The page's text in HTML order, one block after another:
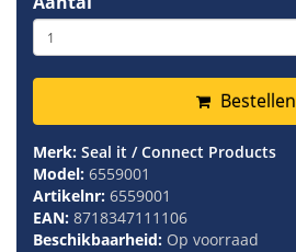
Bestellen
Merk: Seal it / Connect Products
Model: 6559001
Artikelnr: 6559001
EAN: 8718347111106
Beschikbaarheid: Op voorraad